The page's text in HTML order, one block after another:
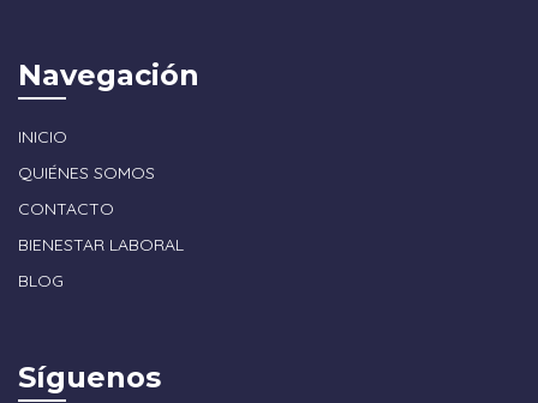
Navegación
INICIO
QUIÉNES SOMOS
CONTACTO
BIENESTAR LABORAL
BLOG
Síguenos